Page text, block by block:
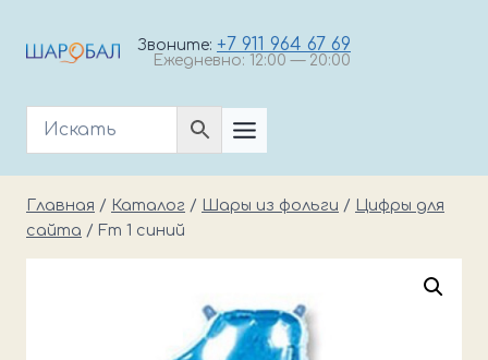
Звоните: +7 911 964 67 69
Ежедневно: 12:00 — 20:00
Главная / Каталог / Шары из фольги /
Цифры для
сайта / Fm 1 синий